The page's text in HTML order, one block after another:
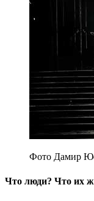
Фото Дамир
Что люди? Что их